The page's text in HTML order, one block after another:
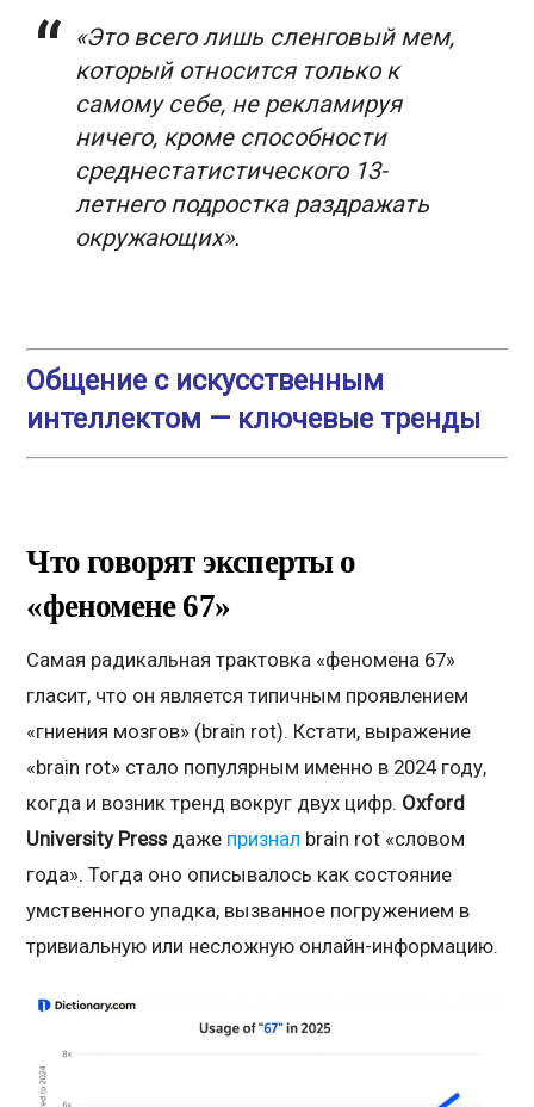
«Это всего лишь сленговый мем,
который относится только к
самому себе, не рекламируя
ничего, кроме способности
среднестатистического 13-
летнего подростка раздражать
окружающих».
Общение с искусственным
интеллектом — ключевые тренды
Что говорят эксперты о
«феномене 67»
Самая радикальная трактовка «феномена 67»
гласит, что он является типичным проявлением
«гниения мозгов» (brain rot). Кстати, выражение
«brain rot» стало популярным именно в 2024 году,
когда и возник тренд вокруг двух цифр. Oxford
University Pressдаже признал brain rot «словом
года». Тогда оно описывалось как состояние
умственного упадка, вызванное погружением в
тривиальную или несложную онлайн-информацию.